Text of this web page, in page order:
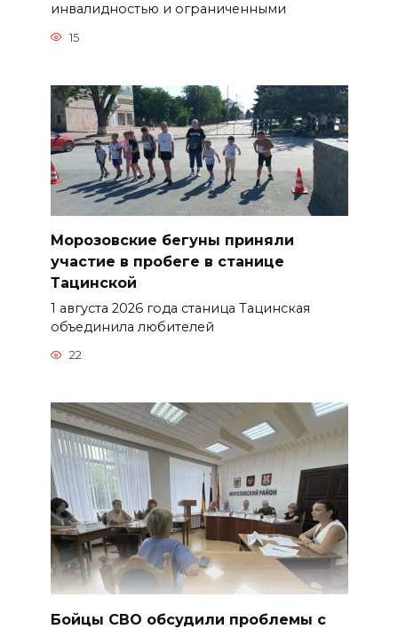
инвалидностью и ограниченными
15
Морозовские бегуны приняли
участие в пробеге в станице
Тацинской
1 августа 2026 года станица Тацинская
объединила любителей
22
Бойцы СВО обсудили проблемы с